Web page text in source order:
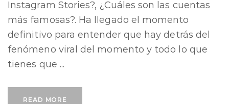
Instagram Stories?, ¿Cuáles son las cuentas
más famosas?. Ha llegado el momento
definitivo para entender que hay detrás del
fenómeno viral del momento y todo lo que
tienes que ...
READ MORE